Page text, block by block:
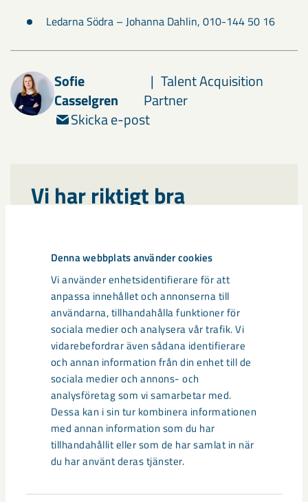
Denna webbplats använder cookies
Vi använder enhetsidentifierare för att
anpassa innehållet och annonserna till
användarna, tillhandahålla funktioner för
sociala medier och analysera vår trafik. Vi
vidarebefordrar även sådana identifierare
och annan information från din enhet till de
sociala medier och annons- och
analysföretag som vi samarbetar med.
Dessa kan i sin tur kombinera informationen
med annan information som du har
tillhandahållit eller som de har samlat in när
du har använt deras tjänster.
Ledarna Södra – Johanna Dahlin, 010-144 50 16
Sofie
Casselgren
Talent Acquisition
Partner
Skicka e-post
Vi har riktigt bra
Belöningsprogram
Ersättning för tandvård samt skydds- och
terminalglasögon
Möjlighet att ansöka om stipendier vid studier både
för dig och dina barn
Möjlighet att ansluta sig till vårt pensions- och